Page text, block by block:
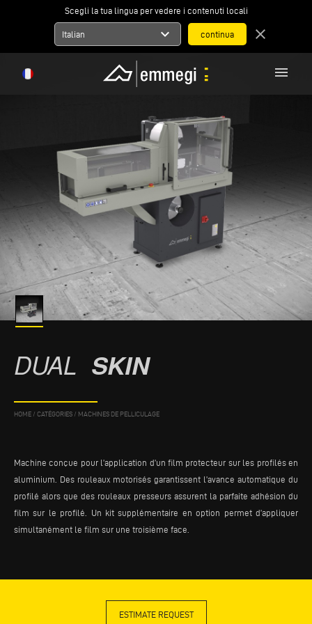
Scegli la tua lingua per vedere i contenuti locali
Italian expand_more close
menu
DUAL SKIN
HOME / CATÉGORIES / MACHINES DE PELLICULAGE
Machine conçue pour l’application d’un film protecteur sur les profilés en
aluminium. Des rouleaux motorisés garantissent l’avance automatique du
profilé alors que des rouleaux presseurs assurent la parfaite adhésion du
film sur le profilé. Un kit supplémentaire en option permet d’appliquer
simultanément le film sur une troisième face.
ESTIMATE REQUEST